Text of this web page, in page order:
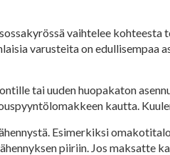
vaihtelee
varusteita on edullisempaa
tai uuden huopakaton
kautta.
Esimerkiksi
piiriin. Jos maksatte